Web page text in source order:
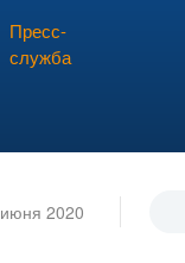
104
Пресс-
служба
2020